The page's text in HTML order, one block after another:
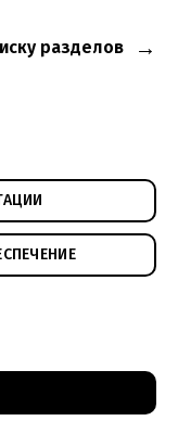
разделов